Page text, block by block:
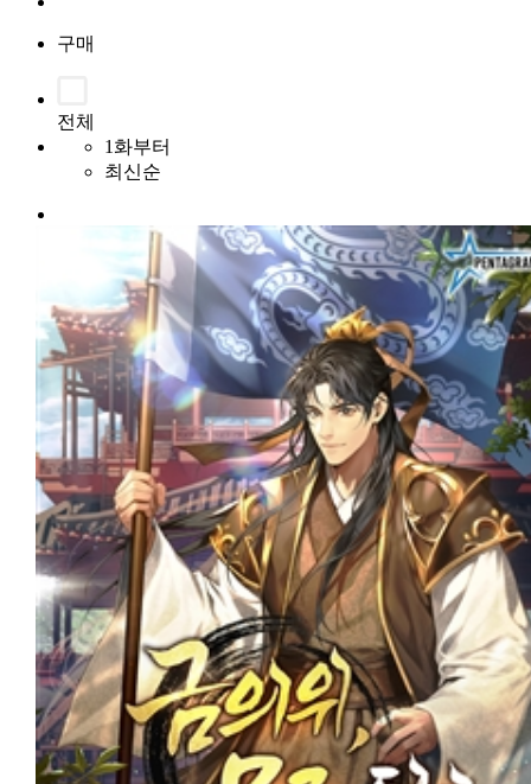
구매
전체
1화부터
최신순